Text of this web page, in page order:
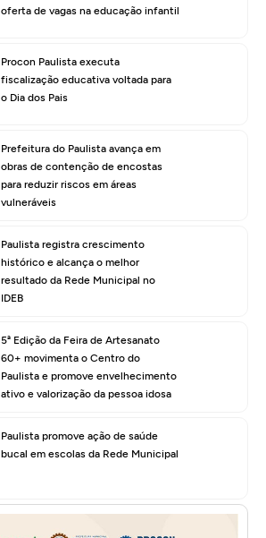
oferta de vagas na educação infantil
Procon Paulista executa
fiscalização educativa voltada para
o Dia dos Pais
Prefeitura do Paulista avança em
obras de contenção de encostas
para reduzir riscos em áreas
vulneráveis
Paulista registra crescimento
histórico e alcança o melhor
resultado da Rede Municipal no
IDEB
5ª Edição da Feira de Artesanato
60+ movimenta o Centro do
Paulista e promove envelhecimento
ativo e valorização da pessoa idosa
Paulista promove ação de saúde
bucal em escolas da Rede Municipal